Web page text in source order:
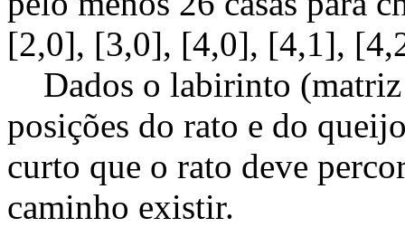
[2,0], [3,0], [4,0], [4,1],
Dados o labirinto
posições do rato e do
curto que o rato deve
caminho existir.